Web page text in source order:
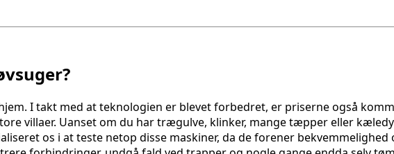
I takt med at teknologien er blevet forbedret, er priserne også
villaer. Uanset om du har trægulve, klinker, mange tæpper eller
os i at teste netop disse maskiner, da de forener bekvemmelighed